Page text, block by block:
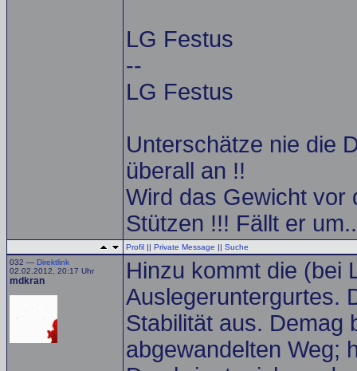
LG Festus
--
LG Festus
Unterschätze nie die
überall an !!
Wird das Gewicht vor
Stützen !!! Fällt er
Profil || Private Message || Suche
032 — Direktlink
02.02.2012, 20:17 Uhr
mdkran
Hinzu kommt die (bei
Auslegeruntergurtes.
Stabilität aus. Demag
abgewandelten Weg;